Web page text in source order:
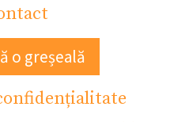
o greșeală